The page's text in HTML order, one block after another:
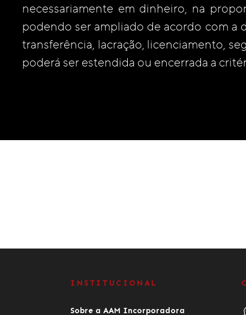
necessariamente em dinheiro, na
podendo ser ampliado de acordo com a
transferência, lacração, licenciamento,
poderá ser estendida ou encerrada a
INSTITUCIONAL
Sobre a AAM Incorporadora